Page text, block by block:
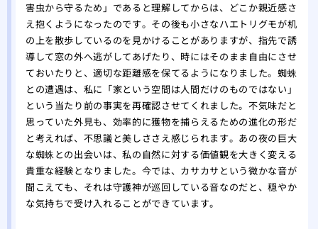
害虫から守るため」であると理解してからは、どこか親近感さ
え抱くようになったのです。その後も小さなハエトリグモが机
の上を散歩しているのを見かけることがありますが、指先で誘
導して窓の外へ逃がしてあげたり、時にはそのまま自由にさせ
ておいたりと、適切な距離感を保てるようになりました。蜘蛛
との遭遇は、私に「家という空間は人間だけのものではない」
という当たり前の事実を再確認させてくれました。不気味だと
思っていた外見も、効率的に獲物を捕らえるための進化の形だ
と考えれば、不思議と美しささえ感じられます。あの夜の巨大
な蜘蛛との出会いは、私の自然に対する価値観を大きく変える
貴重な経験となりました。今では、カサカサという微かな音が
聞こえても、それは守護神が巡回している音なのだと、穏やか
な気持ちで受け入れることができています。